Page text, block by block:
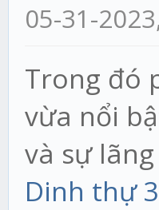
05-31-
Trong đó
vừa nổi
và sự
Dinh thự